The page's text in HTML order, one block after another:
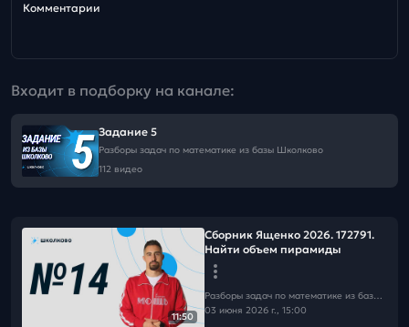
Комментарии
Входит в подборку на канале:
Задание 5
Разборы задач по математике из базы Школково
112 видео
11:50
Сборник Ященко 2026. 172791.
Найти объем пирамиды
Разборы задач по математике из базы Школково
03 июня 2026 г., 15:00